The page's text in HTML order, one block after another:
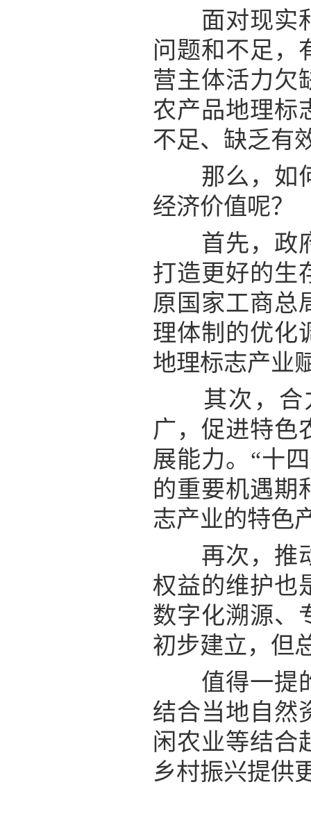
面对现实和
问题和不足，
营主体活力欠
农产品地理标
不足、缺乏有
那么，如何
经济价值呢？
首先，政府
打造更好的生
原国家工商总
理体制的优化
地理标志产业
其次，合力
广，促进特色
展能力。“十
的重要机遇期
志产业的特色
再次，推动
权益的维护也
数字化溯源、
初步建立，但
值得一提的
结合当地自然
闲农业等结合
乡村振兴提供